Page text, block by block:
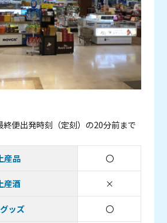
便出発時刻（定刻）の20分前まで
産品 〇
取り扱いあり
産酒
×取り扱い無し
ッズ
〇
取り扱いあり